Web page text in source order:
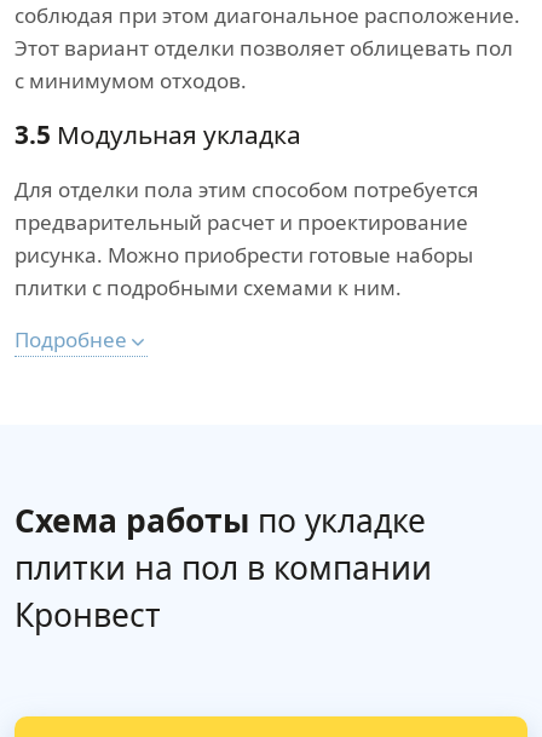
соблюдая при этом диагональное расположение.
Этот вариант отделки позволяет облицевать пол
с минимумом отходов.
3.5 Модульная укладка
Для отделки пола этим способом потребуется
предварительный расчет и проектирование
рисунка. Можно приобрести готовые наборы
плитки с подробными схемами к ним.
Подробнее
Схема работы по укладке
плитки на пол в компании
Кронвест